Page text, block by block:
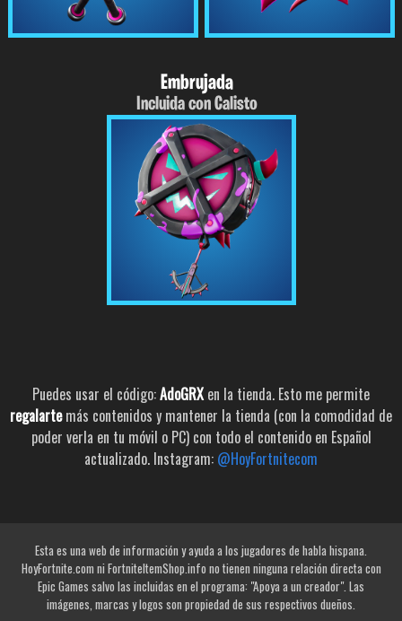
Embrujada
Incluida con Calisto
Puedes usar el código:AdoGRX en la tienda. Esto me permite
regalartemás contenidos y mantener la tienda (con la comodidad de
poder verla en tu móvil o PC) con todo el contenido en Español
actualizado. Instagram: @HoyFortnitecom
Esta es una web de información y ayuda a los jugadores de habla hispana.
HoyFortnite.com ni FortniteItemShop.info no tienen ninguna relación directa con
Epic Games salvo las incluidas en el programa: "Apoya a un creador". Las
imágenes, marcas y logos son propiedad de sus respectivos dueños.